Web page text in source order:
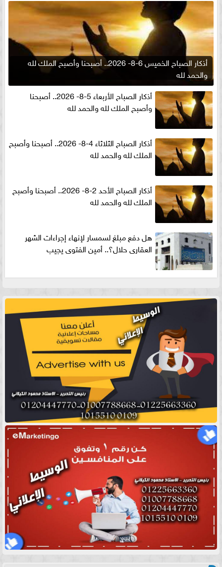
أذكار الصباح الخميس 6-8- 2026.. أصبحنا وأصبح الملك لله
والحمد لله
أذكار الصباح الأربعاء 5-8- 2026.. أصبحنا
وأصبح الملك لله والحمد لله
أذكار الصباح الثلاثاء 4-8- 2026.. أصبحنا وأصبح
الملك لله والحمد لله
أذكار الصباح الأحد 2-8- 2026.. أصبحنا وأصبح
الملك لله والحمد لله
هل دفع مبلغ لسمسار لإنهاء إجراءات الشهر
العقارى حلال؟.. أمين الفتوى يجيب